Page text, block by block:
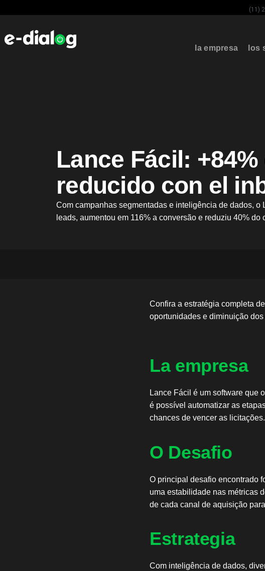
(11)
la empresa los
Lance Fácil:
reducido con el
Com campanhas segmentadas e inteligência de dados,
leads, aumentou em 116% a conversão e reduziu 40% do
Confira a estratégia completa
oportunidades e diminuição dos
La empresa
Lance Fácil é um software que
é possível automatizar as
chances de vencer as licitações.
O Desafio
O principal desafio encontrado
uma estabilidade nas métricas
de cada canal de aquisição
Estrategia
Com inteligência de dados,